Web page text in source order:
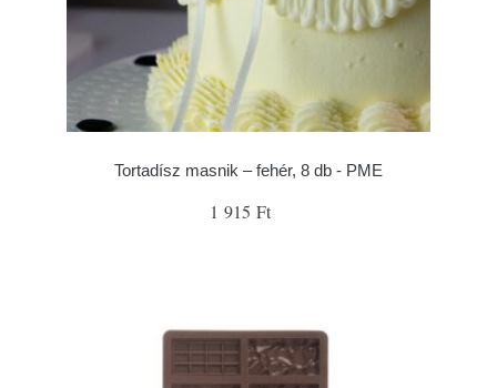
Tortadísz masnik – fehér, 8 db - PME
1 915 Ft